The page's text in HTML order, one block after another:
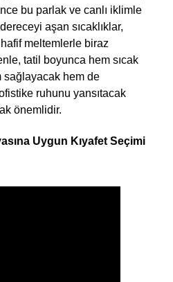
bu parlak ve canlı iklimle
aşan sıcaklıklar,
meltemlerle biraz
tatil boyunca hem sıcak
sağlayacak hem de
ruhunu yansıtacak
önemlidir.
Uygun Kıyafet Seçimi